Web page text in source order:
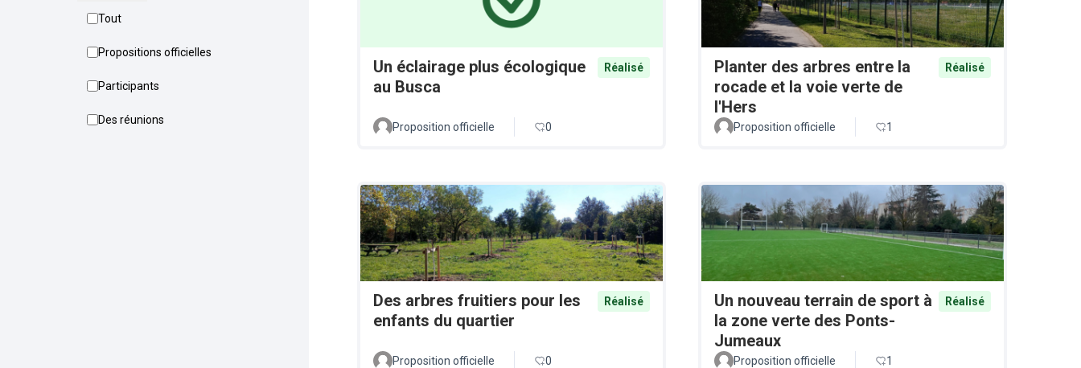
Tout
Propositions officielles
Participants
Des réunions
Un éclairage plus écologique
au Busca
Réalisé
Proposition officielle 0
Planter des arbres entre la
rocade et la voie verte de
l'Hers
Réalisé
Proposition officielle 1
Des arbres fruitiers pour les
enfants du quartier
Réalisé
Proposition officielle 0
Un nouveau terrain de sport à
la zone verte des Ponts-
Jumeaux
Réalisé
Proposition officielle 1